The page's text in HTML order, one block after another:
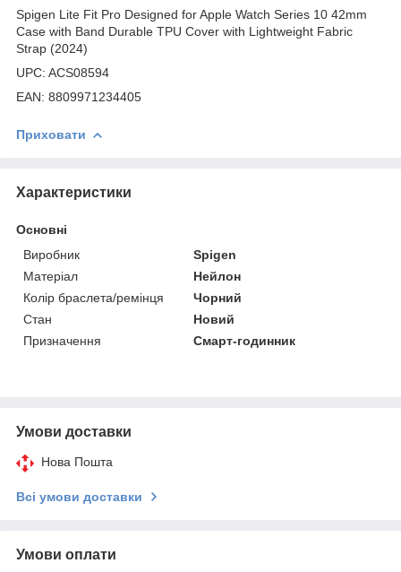
Spigen Lite Fit Pro Designed for Apple Watch Series 10 42mm
Case with Band Durable TPU Cover with Lightweight Fabric
Strap (2024)
UPC: ACS08594
EAN: 8809971234405
Приховати
Характеристики
Основні
Виробник
Spigen
Матеріал
Нейлон
Колір браслета/ремінця
Чорний
Стан
Новий
Призначення
Смарт-годинник
Умови доставки
Нова Пошта
Всі умови доставки
Умови оплати